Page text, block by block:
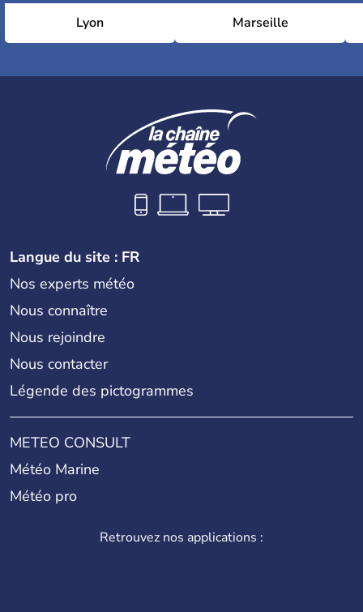
Lyon Marseille
Langue du site : FR
Nos experts météo
Nous connaître
Nous rejoindre
Nous contacter
Légende des pictogrammes
METEO CONSULT
Météo Marine
Météo pro
Retrouvez nos applications :